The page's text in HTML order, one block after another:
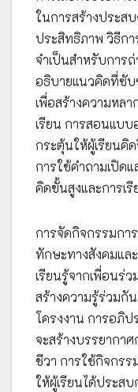
ในการสร้างประส
ประสิทธิภาพ วิธีก
จำเป็นสำหรับการ
อธิบายแนวคิดที่ซั
เพื่อสร้างความหล
เรียน การสอนแบบ
กระตุ้นให้ผู้เรียนคิ
การใช้คำถามเปิด
คิดขั้นสูงและการเรี
การจัดกิจกรรมกา
ทักษะทางสังคมแล
เรียนรู้จากเพื่อนร่
สร้างความรู้ร่วมกั
โครงงาน การอภิป
จะสร้างบรรยากา
ชีวา การใช้กิจกร
ให้ผู้เรียนได้ประส